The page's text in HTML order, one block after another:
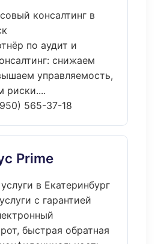
консалтинг в
по аудит и
снижаем
управляемость,
риски....
565-37-18
Prime
в Екатеринбург
с гарантией
быстрая обратная